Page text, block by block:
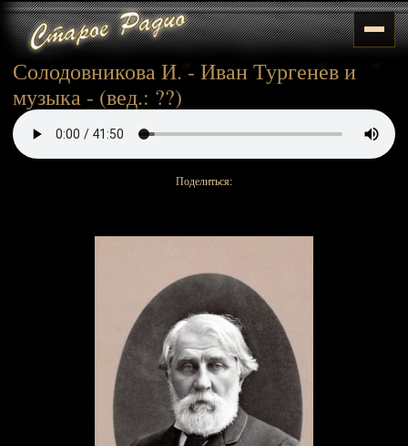
Солодовникова И. - Иван Тургенев и
музыка - (вед.: ??)
Поделиться: